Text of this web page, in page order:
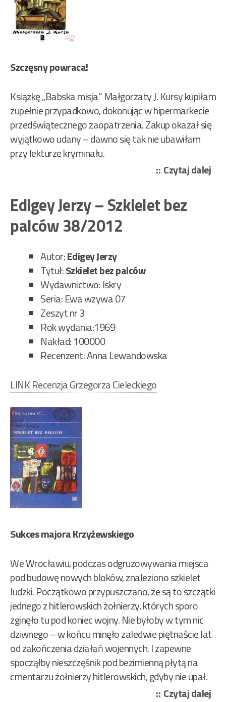
Szczęsny powraca!
Książkę „Babska misja” Małgorzaty J. Kursy kupiłam
zupełnie przypadkowo, dokonując w hipermarkecie
przedświątecznego zaopatrzenia. Zakup okazał się
wyjątkowo udany – dawno się tak nie ubawiłam
przy lekturze kryminału.
Czytaj dalej
Edigey Jerzy – Szkielet bez
palców 38/2012
Autor:Edigey Jerzy
Tytuł:Szkielet bez palców
Wydawnictwo: Iskry
Seria: Ewa wzywa 07
Zeszyt nr 3
Rok wydania:1969
Nakład: 100000
Recenzent: Anna Lewandowska
LINK Recenzja Grzegorza Cieleckiego
Sukces majora Krzyżewskiego
We Wrocławiu, podczas odgruzowywania miejsca
pod budowę nowych bloków, znaleziono szkielet
ludzki. Początkowo przypuszczano, że są to szczątki
jednego z hitlerowskich żołnierzy, których sporo
zginęło tu pod koniec wojny. Nie byłoby w tym nic
dziwnego – w końcu minęło zaledwie piętnaście lat
od zakończenia działań wojennych. I zapewne
spocząłby nieszczęśnik pod bezimienną płytą na
cmentarzu żołnierzy hitlerowskich, gdyby nie upał.
Czytaj dalej